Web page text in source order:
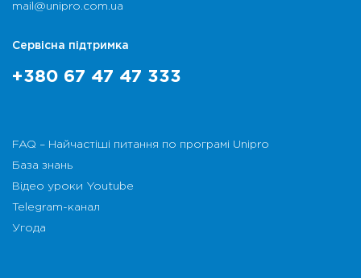
mail@unipro.com.ua
Сервісна підтримка
+380 67 47 47 333
FAQ – Найчастіші питання по програмі Unipro
База знань
Відео уроки Youtube
Telegram-канал
Угода